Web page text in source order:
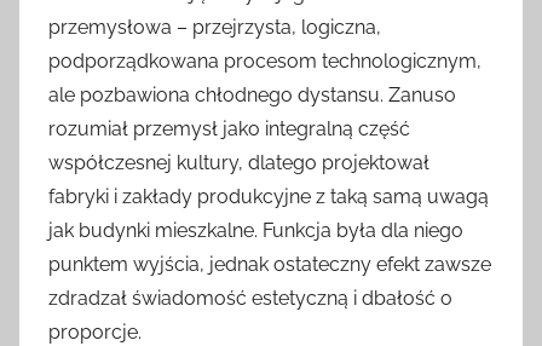
przemysłowa – przejrzysta, logiczna,
podporządkowana procesom technologicznym,
ale pozbawiona chłodnego dystansu. Zanuso
rozumiał przemysł jako integralną część
współczesnej kultury, dlatego projektował
fabryki i zakłady produkcyjne z taką samą uwagą
jak budynki mieszkalne. Funkcja była dla niego
punktem wyjścia, jednak ostateczny efekt zawsze
zdradzał świadomość estetyczną i dbałość o
proporcje.